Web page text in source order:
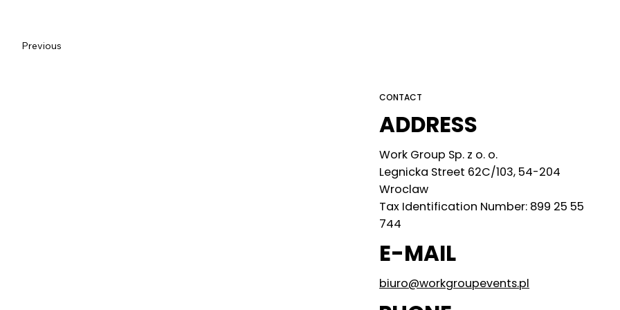
Previous
CONTACT
ADDRESS
Work Group Sp. z o. o.
Legnicka Street 62C/103, 54-204
Wroclaw
Tax Identification Number: 899 25 55
744
E-MAIL
biuro@workgroupevents.pl